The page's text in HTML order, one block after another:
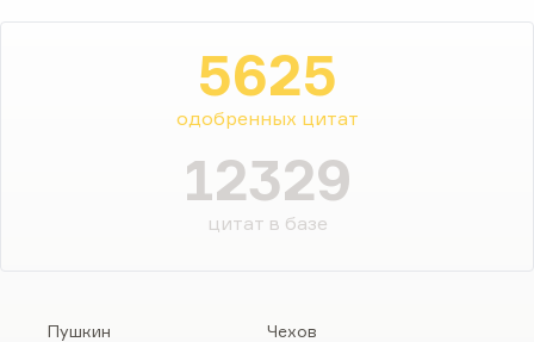
5625
одобренных цитат
12329
цитат в базе
Пушкин
Чехов